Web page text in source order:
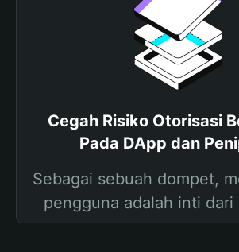
Cegah Risiko Otorisasi
Pada DApp dan
Sebagai sebuah dompet,
pengguna adalah inti dari